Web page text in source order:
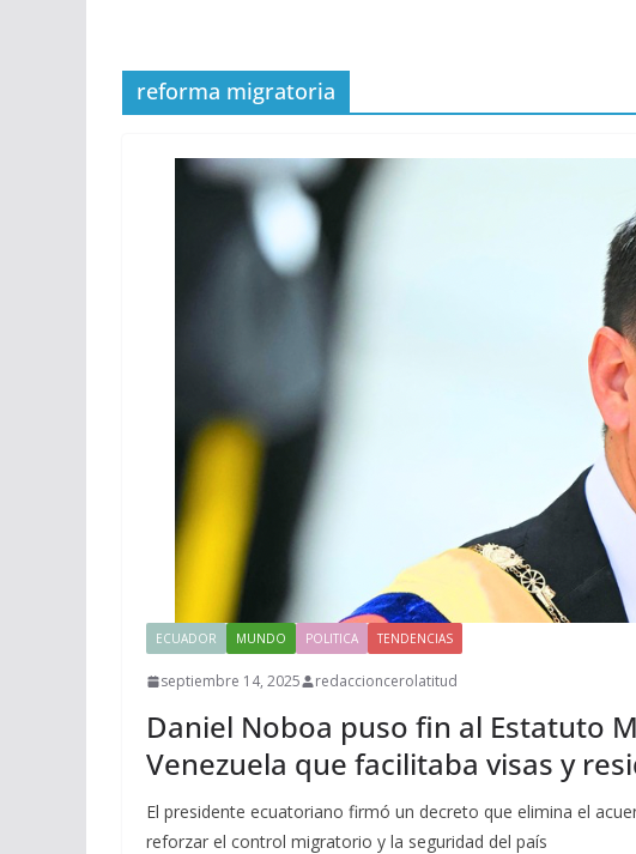
reforma migratoria
ECUADOR MUNDO POLITICA TENDENCIAS
septiembre 14, 2025 redaccioncerolatitud
Daniel Noboa puso fin al Estatuto
Venezuela que facilitaba visas y
El presidente ecuatoriano firmó un decreto que elimina el
reforzar el control migratorio y la seguridad del país